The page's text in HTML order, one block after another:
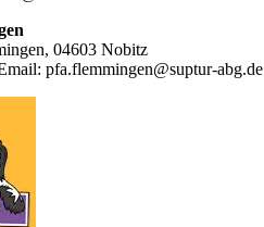
04603 Nobitz
pfa.flemmingen@suptur-abg.de